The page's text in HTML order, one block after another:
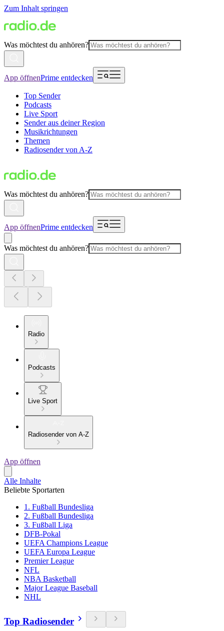
Zum Inhalt springen
Was möchtest du anhören?
App öffnenPrime entdecken
Top Sender
Podcasts
Live Sport
Sender aus deiner Region
Musikrichtungen
Themen
Radiosender von A-Z
Was möchtest du anhören?
App öffnenPrime entdecken
Was möchtest du anhören?
Radio
Podcasts
Live Sport
Radiosender von A-Z
App öffnen
Alle Inhalte
Beliebte Sportarten
1. Fußball Bundesliga
2. Fußball Bundesliga
3. Fußball Liga
DFB-Pokal
UEFA Champions League
UEFA Europa League
Premier League
NFL
NBA Basketball
Major League Baseball
NHL
Top Radiosender